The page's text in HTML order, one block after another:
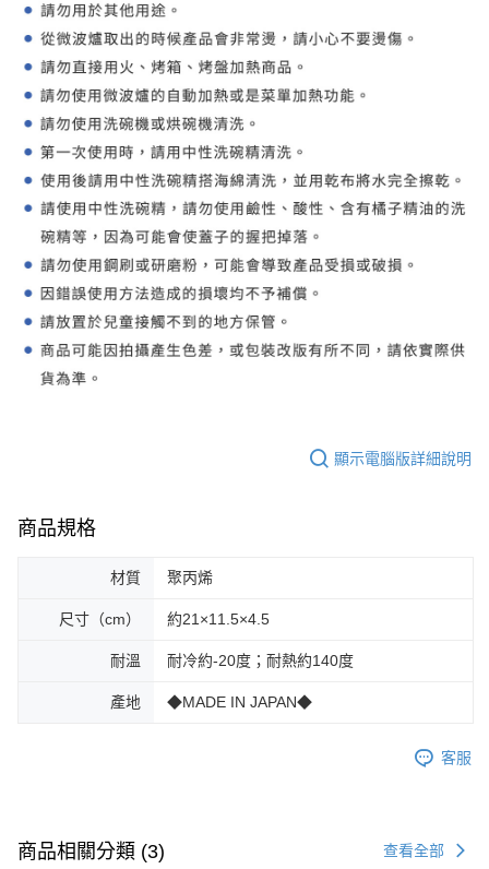
顯示電腦版詳細說明
商品規格
材質 聚丙烯
尺寸（cm） 約21×11.5×4.5
耐溫 耐冷約-20度；耐熱約140度
產地 ◆MADE IN JAPAN◆
客服
商品相關分類 (3) 查看全部